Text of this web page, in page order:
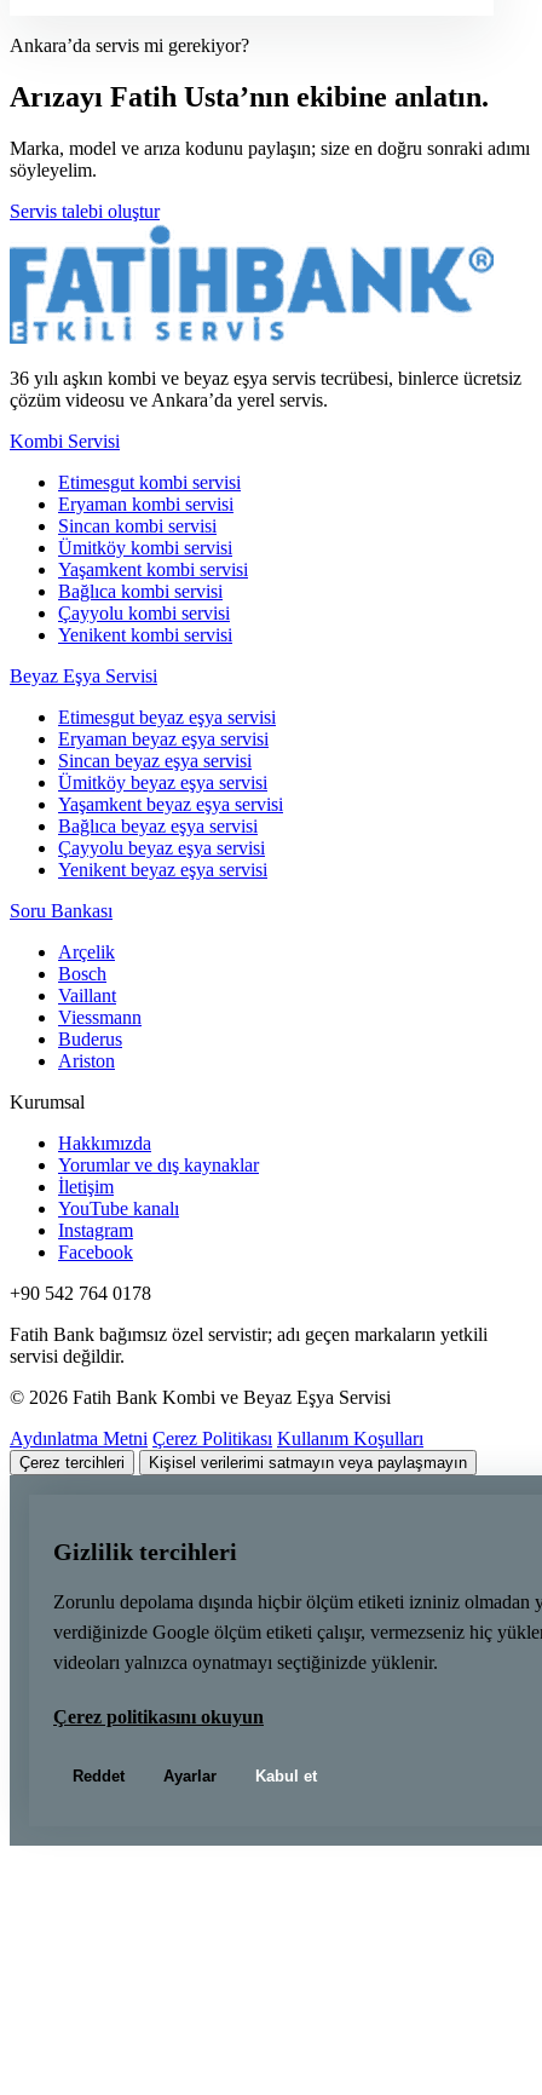
Ankara’da servis mi gerekiyor?
Arızayı Fatih Usta’nın ekibine anlatın.
Marka, model ve arıza kodunu paylaşın; size en doğru sonraki adımı
söyleyelim.
Servis talebi oluştur
36 yılı aşkın kombi ve beyaz eşya servis tecrübesi, binlerce ücretsiz
çözüm videosu ve Ankara’da yerel servis.
Kombi Servisi
Etimesgut kombi servisi
Eryaman kombi servisi
Sincan kombi servisi
Ümitköy kombi servisi
Yaşamkent kombi servisi
Bağlıca kombi servisi
Çayyolu kombi servisi
Yenikent kombi servisi
Beyaz Eşya Servisi
Etimesgut beyaz eşya servisi
Eryaman beyaz eşya servisi
Sincan beyaz eşya servisi
Ümitköy beyaz eşya servisi
Yaşamkent beyaz eşya servisi
Bağlıca beyaz eşya servisi
Çayyolu beyaz eşya servisi
Yenikent beyaz eşya servisi
Soru Bankası
Arçelik
Bosch
Vaillant
Viessmann
Buderus
Ariston
Kurumsal
Hakkımızda
Yorumlar ve dış kaynaklar
İletişim
YouTube kanalı
Instagram
Facebook
+90 542 764 0178
Fatih Bank bağımsız özel servistir; adı geçen markaların yetkili
servisi değildir.
© 2026 Fatih Bank Kombi ve Beyaz Eşya Servisi
Aydınlatma Metni Çerez Politikası Kullanım Koşulları
Çerez tercihleri Kişisel verilerimi satmayın veya paylaşmayın
Gizlilik tercihleri
Zorunlu depolama dışında hiçbir ölçüm etiketi izniniz olmadan
verdiğinizde Google ölçüm etiketi çalışır, vermezseniz hiç
videoları yalnızca oynatmayı seçtiğinizde yüklenir.
Çerez politikasını okuyun
Reddet Ayarlar Kabul et